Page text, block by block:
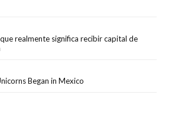
realmente significa recibir capital de
Began in Mexico